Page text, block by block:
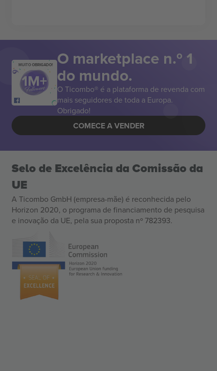
MUITO OBRIGADO! O marketplace n.º 1
do mundo.
O Ticombo® é a plataforma de revenda com
mais seguidores de toda a Europa.
Obrigado!
COMECE A VENDER
Selo de Excelência da Comissão da
UE
A Ticombo GmbH (empresa-mãe) é reconhecida pelo
Horizon 2020, o programa de financiamento de pesquisa
e inovação da UE, pela sua proposta nº 782393.